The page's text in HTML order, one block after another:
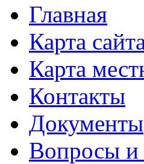
Главная
Карта
Карта
Контакты
Документы
Вопросы и